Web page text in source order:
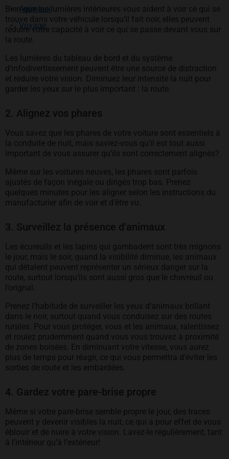
Animaux
Voyage
Bien que les lumières intérieures vous aident à voir ce qui se
trouve dans votre véhicule lorsqu’il fait noir, elles peuvent
réduire votre capacité à voir ce qui se passe devant vous sur
la route.
Les lumières du tableau de bord et du système
d’infodivertissement peuvent être une source de distraction
et réduire votre vision. Diminuez leur intensité la nuit pour
garder les yeux sur le plus important : la route.
2. Alignez vos phares
Vous savez que les phares de votre voiture sont essentiels à
la conduite de nuit, mais saviez-vous qu’il est tout aussi
important de vous assurer qu’ils sont correctement alignés?
Même sur les voitures neuves, les phares sont parfois
ajustés de façon inégale ou dirigés trop bas. Prenez
quelques minutes pour les aligner selon les instructions du
manufacturier afin de voir et d’être vu.
3. Surveillez la présence d’animaux
Les écureuils et les lapins qui gambadent sont très mignons
le jour, mais le soir, quand la visibilité diminue, les animaux
qui détalent peuvent représenter un sérieux danger sur la
route, surtout lorsqu’ils sont aussi gros que le chevreuil ou
l’orignal.
Prenez l’habitude de surveiller les yeux d’animaux brillant
dans le noir, surtout quand vous conduisez sur des routes
rurales. Pour vous protéger, vous et les animaux, ralentissez
et roulez prudemment quand vous vous trouvez à proximité
de zones boisées. En diminuant votre vitesse, vous aurez
plus de temps pour réagir, ce qui vous permettra d’éviter les
sorties de route et les embardées.
4. Gardez votre pare-brise propre
Même si votre pare-brise semble propre le jour, des traces
peuvent y devenir visibles la nuit, ce qui a pour effet de vous
éblouir et de nuire à votre vision. Lavez-le régulièrement, tant
à l’intérieur qu’à l’extérieur!